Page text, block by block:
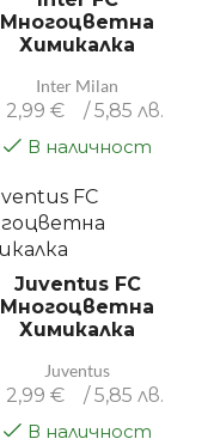
Многоцветна
Химикалка
Inter Milan
2,99 € / 5,85 лв.
В наличност
Juventus FC
Многоцветна
Химикалка
Juventus
2,99 € / 5,85 лв.
В наличност